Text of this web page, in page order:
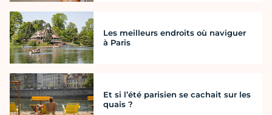
Les meilleurs endroits où naviguer
à Paris
Et si l’été parisien se cachait sur les
quais ?